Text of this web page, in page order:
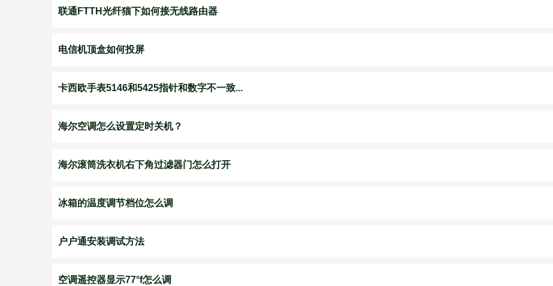
联通FTTH光纤猫下如何接无线路由器
电信机顶盒如何投屏
卡西欧手表5146和5425指针和数字不一致...
海尔空调怎么设置定时关机？
海尔滚筒洗衣机右下角过滤器门怎么打开
冰箱的温度调节档位怎么调
户户通安装调试方法
空调遥控器显示77°f怎么调